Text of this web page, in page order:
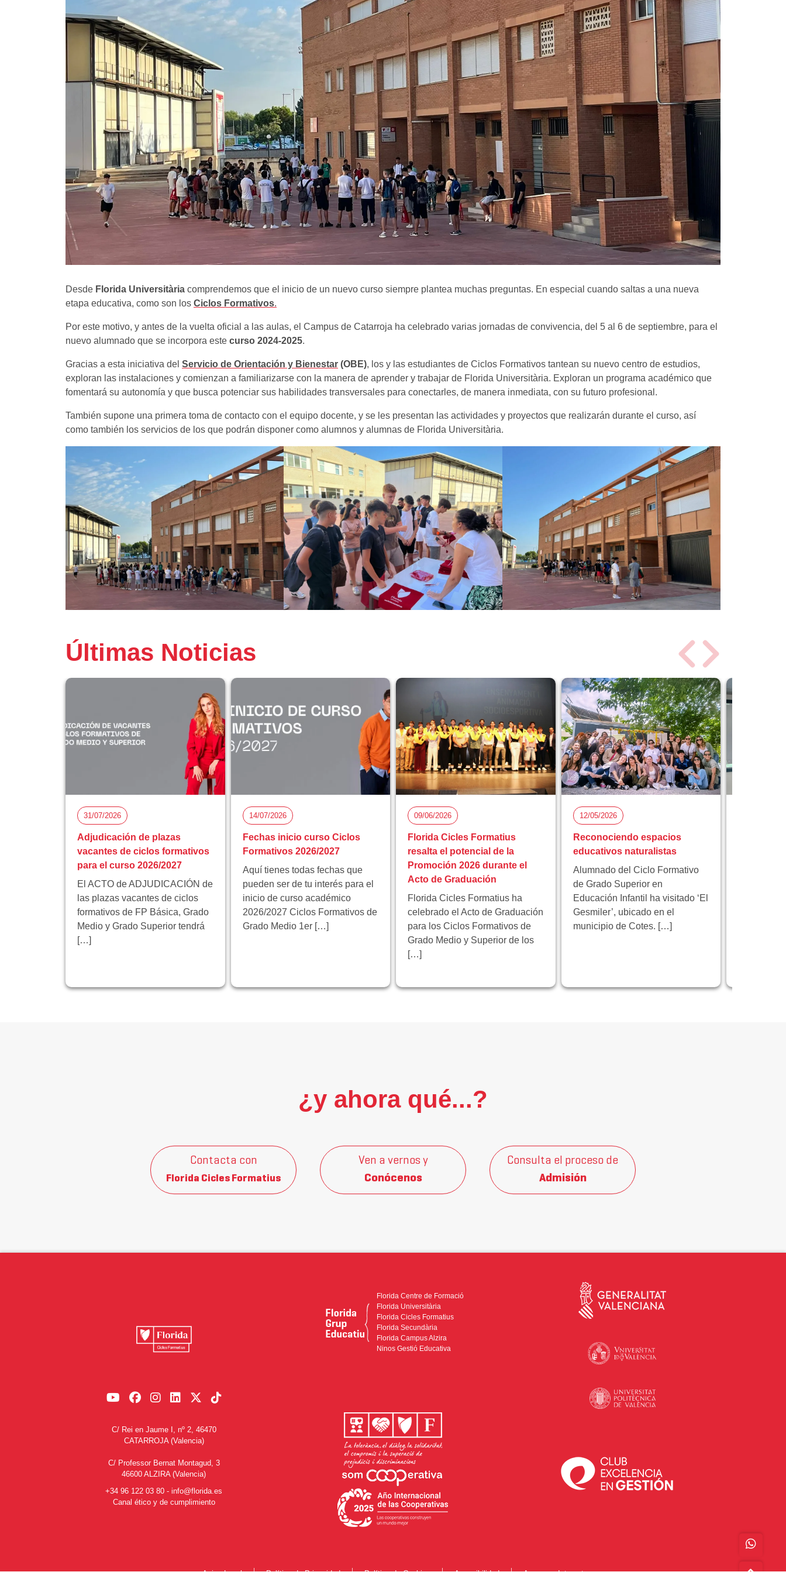
Desde Florida Universitària comprendemos que el inicio de un nuevo curso siempre plantea muchas preguntas. En especial cuando saltas a una nueva
etapa educativa, como son los Ciclos Formativos.
Por este motivo, y antes de la vuelta oficial a las aulas, el Campus de Catarroja ha celebrado varias jornadas de convivencia, del 5 al 6 de septiembre, para el
nuevo alumnado que se incorpora este curso 2024-2025.
Gracias a esta iniciativa del Servicio de Orientación y Bienestar (OBE), los y las estudiantes de Ciclos Formativos tantean su nuevo centro de estudios,
exploran las instalaciones y comienzan a familiarizarse con la manera de aprender y trabajar de Florida Universitària. Exploran un programa académico que
fomentará su autonomía y que busca potenciar sus habilidades transversales para conectarles, de manera inmediata, con su futuro profesional.
También supone una primera toma de contacto con el equipo docente, y se les presentan las actividades y proyectos que realizarán durante el curso, así
como también los servicios de los que podrán disponer como alumnos y alumnas de Florida Universitària.
Últimas Noticias
31/07/2026
Adjudicación de plazas
vacantes de ciclos formativos
para el curso 2026/2027
El ACTO de ADJUDICACIÓN de
las plazas vacantes de ciclos
formativos de FP Básica, Grado
Medio y Grado Superior tendrá
[…]
14/07/2026
Fechas inicio curso Ciclos
Formativos 2026/2027
Aquí tienes todas fechas que
pueden ser de tu interés para el
inicio de curso académico
2026/2027 Ciclos Formativos de
Grado Medio 1er […]
09/06/2026
Florida Cicles Formatius
resalta el potencial de la
Promoción 2026 durante el
Acto de Graduación
Florida Cicles Formatius ha
celebrado el Acto de Graduación
para los Ciclos Formativos de
Grado Medio y Superior de los
[…]
12/05/2026
Reconociendo espacios
educativos naturalistas
Alumnado del Ciclo Formativo
de Grado Superior en
Educación Infantil ha visitado ‘El
Gesmiler’, ubicado en el
municipio de Cotes. […]
¿y ahora qué...?
Contacta con
Florida Cicles Formatius
Ven a vernos y
Conócenos
Consulta el proceso de
Admisión
C/ Rei en Jaume I, nº 2, 46470
CATARROJA (Valencia)
C/ Professor Bernat Montagud, 3
46600 ALZIRA (Valencia)
+34 96 122 03 80 - info@florida.es
Canal ético y de cumplimiento
Florida Centre de Formació
Florida Universitària
Florida Cicles Formatius
Florida Secundària
Florida Campus Alzira
Ninos Gestió Educativa